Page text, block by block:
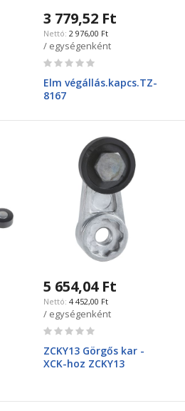
3 779,52 Ft
2 976,00 Ft
/ egységenként
Rating:
Elm végállás.kapcs.TZ-
8167
5 654,04 Ft
4 452,00 Ft
/ egységenként
Rating:
ZCKY13 Görgős kar -
XCK-hoz ZCKY13